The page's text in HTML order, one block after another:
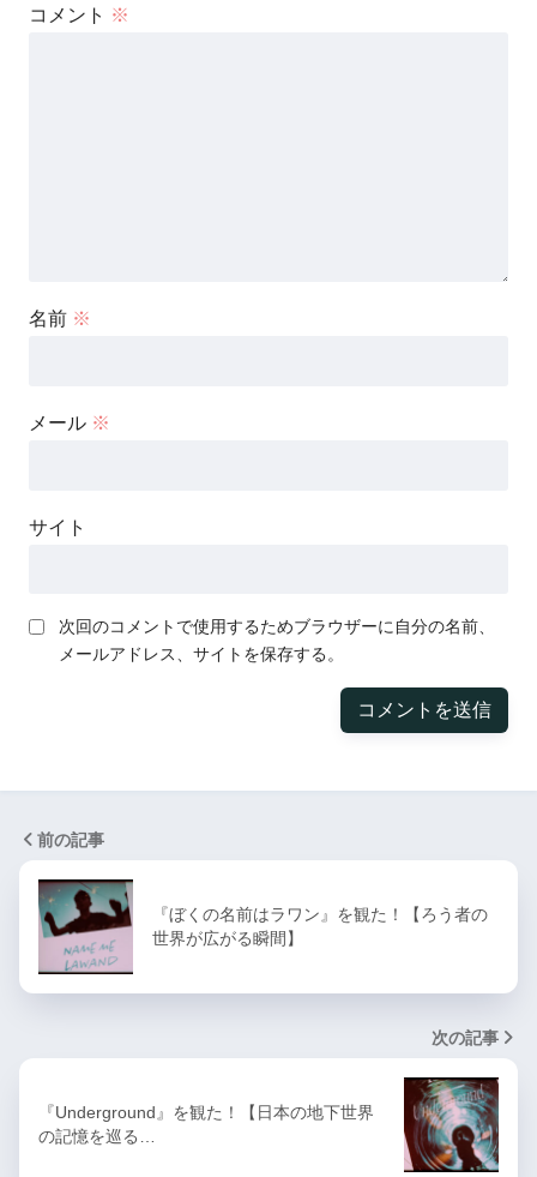
コメント ※
名前 ※
メール ※
サイト
次回のコメントで使用するためブラウザーに自分の名前、
メールアドレス、サイトを保存する。
前の記事
『ぼくの名前はラワン』を観た！【ろう者の
世界が広がる瞬間】
次の記事
『Underground』を観た！【日本の地下世界
の記憶を巡る…